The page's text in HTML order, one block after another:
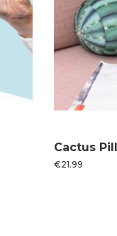
Cactus
€21.99